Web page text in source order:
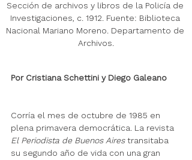
Sección de archivos y libros de la Policía de
Investigaciones, c. 1912. Fuente: Biblioteca
Nacional Mariano Moreno. Departamento de
Archivos.
Por Cristiana Schettini y Diego Galeano
Corría el mes de octubre de 1985 en
plena primavera democrática. La revista
El Periodista de Buenos Aires transitaba
su segundo año de vida con una gran